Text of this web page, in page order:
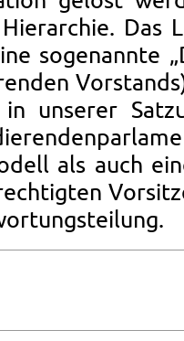
Das
so­ge­nan­nte
un­serer
als auch